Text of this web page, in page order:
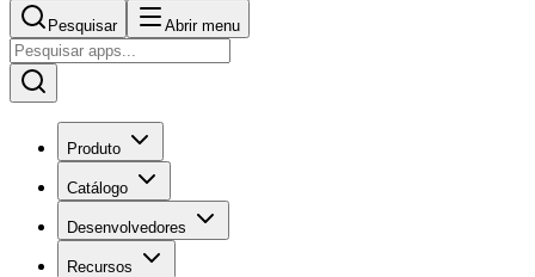
Pesquisar Abrir menu
Produto
Catálogo
Desenvolvedores
Recursos